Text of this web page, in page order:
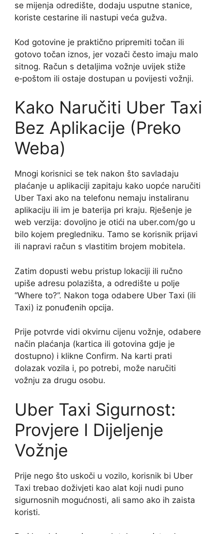
se mijenja odredište, dodaju usputne stanice,
koriste cestarine ili nastupi veća gužva.
Kod gotovine je praktično pripremiti točan ili
gotovo točan iznos, jer vozači često imaju malo
sitnog. Račun s detaljima vožnje uvijek stiže
e‑poštom ili ostaje dostupan u povijesti vožnji.
Kako Naručiti Uber Taxi
Bez Aplikacije (Preko
Weba)
Mnogi korisnici se tek nakon što savladaju
plaćanje u aplikaciji zapitaju kako uopće naručiti
Uber Taxi ako na telefonu nemaju instaliranu
aplikaciju ili im je baterija pri kraju. Rješenje je
web verzija: dovoljno je otići na uber.com/go u
bilo kojem pregledniku. Tamo se korisnik prijavi
ili napravi račun s vlastitim brojem mobitela.
Zatim dopusti webu pristup lokaciji ili ručno
upiše adresu polazišta, a odredište u polje
“Where to?”. Nakon toga odabere Uber Taxi (ili
Taxi) iz ponuđenih opcija.
Prije potvrde vidi okvirnu cijenu vožnje, odabere
način plaćanja (kartica ili gotovina gdje je
dostupno) i klikne Confirm. Na karti prati
dolazak vozila i, po potrebi, može naručiti
vožnju za drugu osobu.
Uber Taxi Sigurnost:
Provjere I Dijeljenje
Vožnje
Prije nego što uskoči u vozilo, korisnik bi Uber
Taxi trebao doživjeti kao alat koji nudi puno
sigurnosnih mogućnosti, ali samo ako ih zaista
koristi.